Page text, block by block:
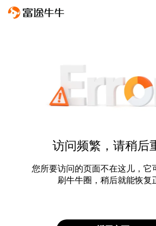
访问频繁，请稍后
您所要访问的页面不在这儿，它
刷牛牛圈，稍后就能恢复